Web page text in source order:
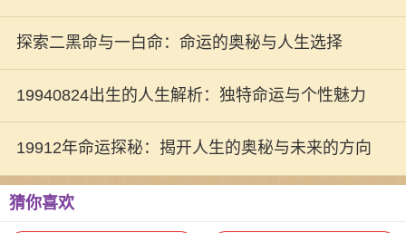
探索二黑命与一白命：命运的奥秘与人生选择
19940824出生的人生解析：独特命运与个性魅力
19912年命运探秘：揭开人生的奥秘与未来的方向
猜你喜欢